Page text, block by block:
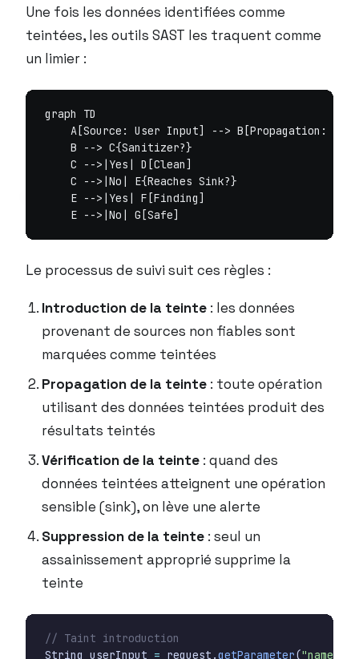
Une fois les données identifiées comme
teintées, les outils SAST les traquent comme
un limier :
graph TD
A[Source: User Input] --> B[Propagation:
    B --> C{Sanitizer?}
    C -->|Yes| D[Clean]
    C -->|No| E{Reaches Sink?}
    E -->|Yes| F[Finding]
Le processus de suivi suit ces règles :
Introduction de la teinte : les données
provenant de sources non fiables sont
marquées comme teintées
Propagation de la teinte : toute opération
utilisant des données teintées produit des
résultats teintés
Vérification de la teinte : quand des
données teintées atteignent une opération
sensible (sink), on lève une alerte
Suppression de la teinte : seul un
assainissement approprié supprime la
teinte
// Taint introduction
String userInput = request .getParameter("name"